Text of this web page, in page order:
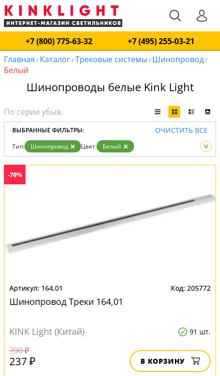
+7 (800) 775-63-32
+7 (495) 255-03-21
Главная / Каталог/Трековые системы / Шинопровод/
Белый
Шинопроводы белые Kink Light
ВЫБРАННЫЕ ФИЛЬТРЫ: ОЧИСТИТЬ ВСЕ
Тип: Шинопровод Цвет:
Белый
Вид:
Трековые системы
-70%
164,01 205772
Шинопровод Треки 164,01
KINK Light (Китай) 91 шт.
790 ₽
237 ₽ В КОРЗИНУ